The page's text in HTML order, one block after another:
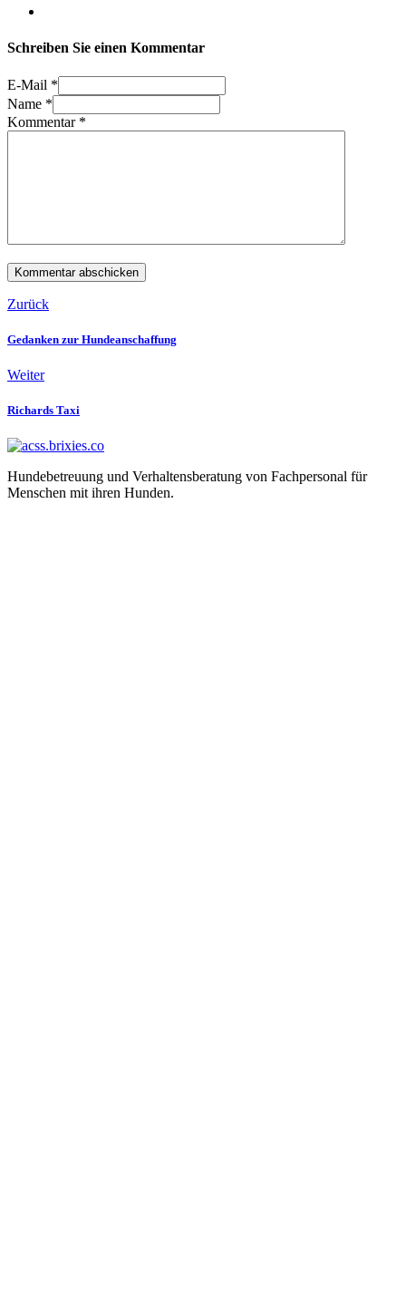
Schreiben Sie einen Kommentar
E-Mail *
Name *
Kommentar *
Zurück
Gedanken zur Hundeanschaffung
Weiter
Richards Taxi
Hundebetreuung und Verhaltensberatung von Fachpersonal für
Menschen mit ihren Hunden.